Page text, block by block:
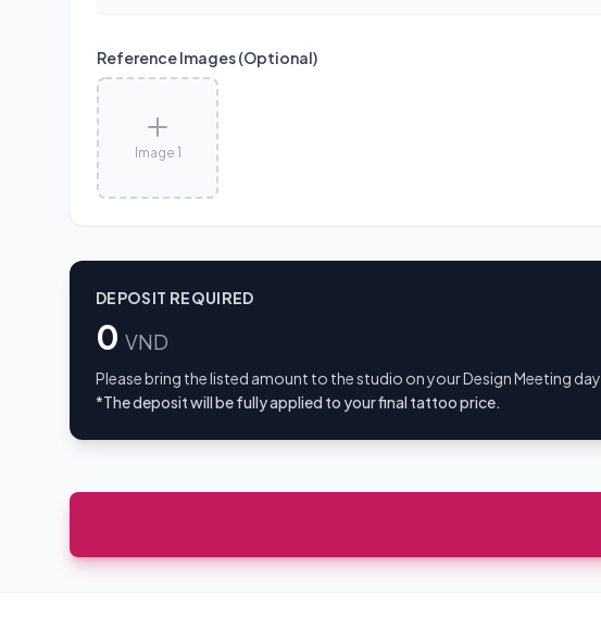
Reference Images (Optional)
Image 1
DEPOSIT REQUIRED
0 VND
Please bring the listed amount to the studio on your Design Meeting day.
*The deposit will be fully applied to your final tattoo price.